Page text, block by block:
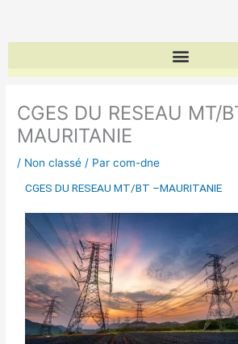
contenu
CGES DU RESEAU MT/
MAURITANIE
/ Non classé / Parcom-dne
CGES DU RESEAU MT/BT –MAURITANIE